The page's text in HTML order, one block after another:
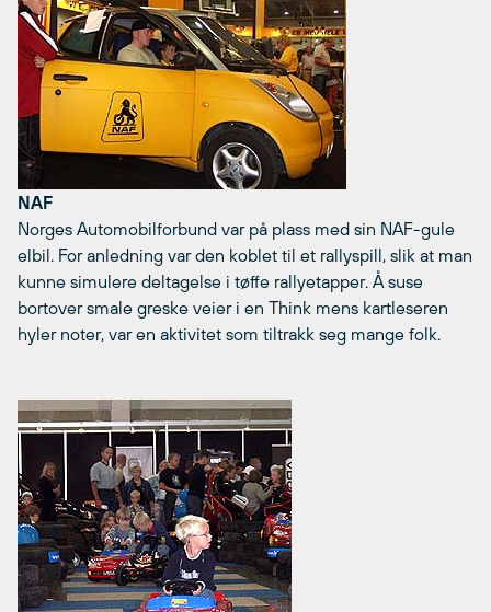
NAF
Norges Automobilforbund var på plass med sin NAF-gule
elbil. For anledning var den koblet til et rallyspill, slik at man
kunne simulere deltagelse i tøffe rallyetapper. Å suse
bortover smale greske veier i en Think mens kartleseren
hyler noter, var en aktivitet som tiltrakk seg mange folk.